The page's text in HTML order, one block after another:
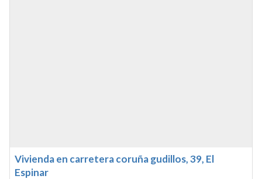
Vivienda en carretera coruña gudillos, 39, El
Espinar